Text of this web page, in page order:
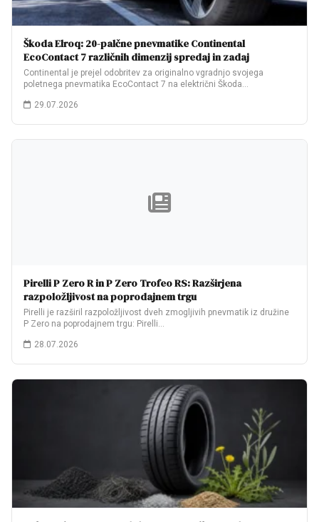
Škoda Elroq: 20-palčne pnevmatike Continental
EcoContact 7 različnih dimenzij spredaj in zadaj
Continental je prejel odobritev za originalno vgradnjo svojega
poletnega pnevmatika EcoContact 7 na električni Škoda…
29.07.2026
Pirelli P Zero R in P Zero Trofeo RS: Razširjena
razpoložljivost na poprodajnem trgu
Pirelli je razširil razpoložljivost dveh zmogljivih pnevmatik iz družine
P Zero na poprodajnem trgu: Pirelli…
28.07.2026